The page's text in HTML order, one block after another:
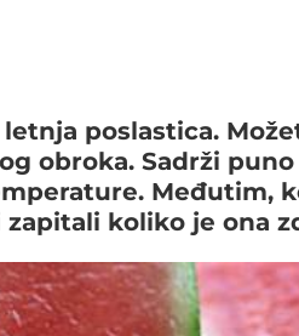
poslastica.
obroka. Sadrži
Međutim,
koliko je ona